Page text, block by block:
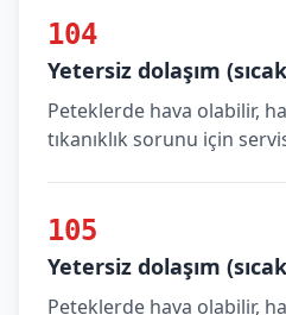
104
Yetersiz dolaşım
Peteklerde hava olabilir,
tıkanıklık sorunu için
105
Yetersiz dolaşım
Peteklerde hava olabilir,